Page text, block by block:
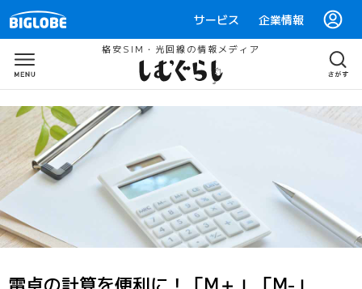
サービス 企業情報
格安SIM・光回線の情報メディア
電卓の計算を便利に！「M＋」「M-」